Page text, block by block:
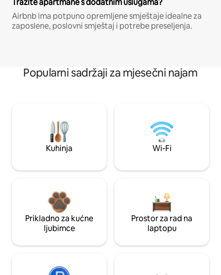
Tražite apartmane s dodatnim uslugama?
Airbnb ima potpuno opremljene smještaje idealne za
zaposlene, poslovni smještaj i potrebe preseljenja.
Popularni sadržaji za mjesečni najam
Kuhinja Wi-Fi
Prikladno za kućne
ljubimce
Prostor za rad na
laptopu